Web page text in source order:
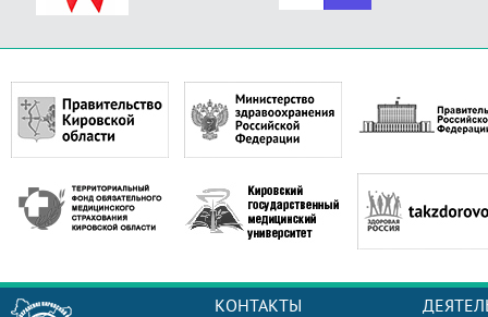
КОНТАКТЫ